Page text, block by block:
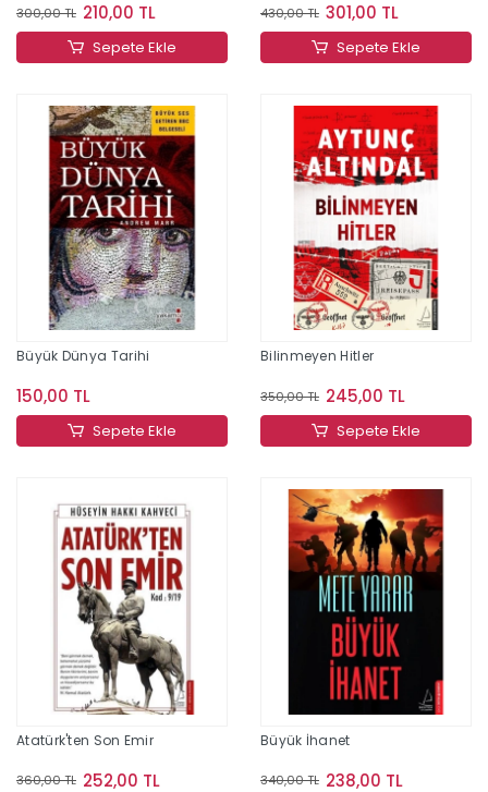
300,00 TL 210,00 TL
Sepete Ekle
430,00 TL 301,00 TL
Sepete Ekle
Büyük Dünya Tarihi
150,00 TL
Sepete Ekle
Bilinmeyen Hitler
350,00 TL 245,00 TL
Sepete Ekle
Atatürk'ten Son Emir
360,00 TL 252,00 TL
Büyük İhanet
340,00 TL 238,00 TL